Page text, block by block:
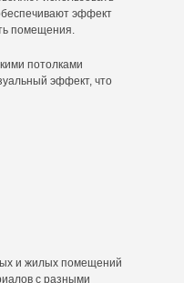
эффект
помещения.
потолками
эффект, что
и жилых помещений
с разными